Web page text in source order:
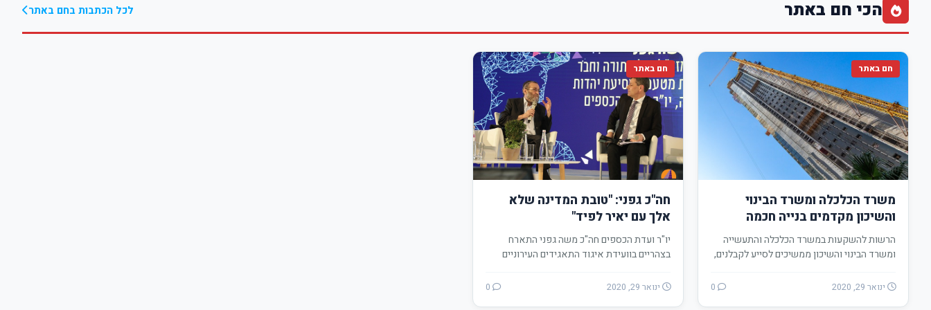
הכי חם באתר לכל הכתבות בחם באתר
חם באתר
משרד הכלכלה ומשרד הבינוי
והשיכון מקדמים בנייה חכמה
הרשות להשקעות במשרד הכלכלה והתעשייה
ומשרד הבינוי והשיכון ממשיכים לסייע לקבלנים,
ינואר 29, 2020
חם באתר
חה"כ גפני: "טובת המדינה שלא
אלך עם יאיר לפיד"
יו"ר ועדת הכספים חה"כ משה גפני התארח
בצהריים בוועידת איגוד התאגידים העירוניים
ינואר 29, 2020